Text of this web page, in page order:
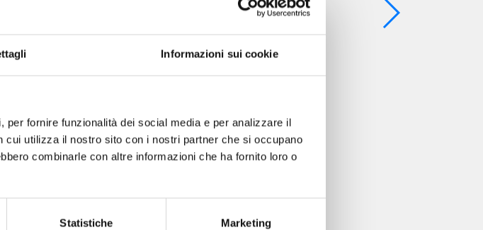
Informazioni sui cookie
fornire funzionalità dei social media e per analizzare il
utilizza il nostro sito con i nostri partner che si occupano
combinarle con altre informazioni che ha fornito loro o
Statistiche Marketing
DUSK n. 9